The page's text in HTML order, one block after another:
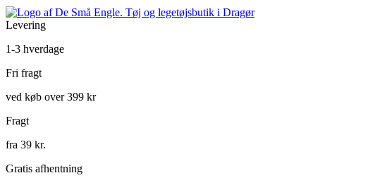
Levering
1-3 hverdage
Fri fragt
ved køb over 399 kr
Fragt
fra 39 kr.
Gratis afhentning